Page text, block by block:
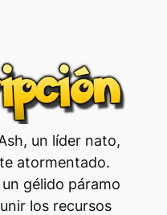
un líder nato,
atormentado.
gélido páramo
los recursos